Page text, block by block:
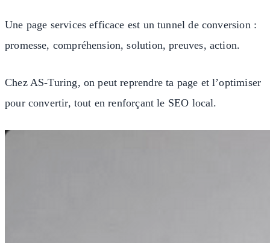
Une page services efficace est un tunnel de conversion :
promesse, compréhension, solution, preuves, action.
Chez AS-Turing, on peut reprendre ta page et l’optimiser
pour convertir, tout en renforçant le SEO local.